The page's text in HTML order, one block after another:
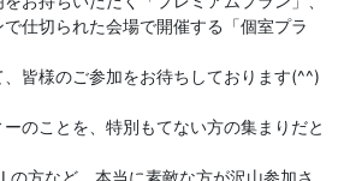
仕切られた会場で開催する「個室プラ
皆様のご参加をお待ちしております(^^)
のことを、特別もてない方の集まりだと